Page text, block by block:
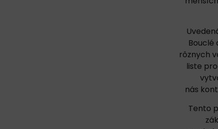
Bouclé
rôznych
liste
nás
Tento